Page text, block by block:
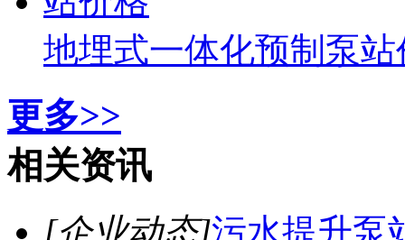
地埋式一体化预制泵站
更多>>
相关资讯
[企业动态]污水提升泵